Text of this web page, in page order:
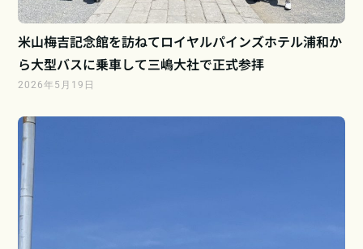
米山梅吉記念館を訪ねてロイヤルパインズホテル浦和か
ら大型バスに乗車して三嶋大社で正式参拝
2026年5月19日